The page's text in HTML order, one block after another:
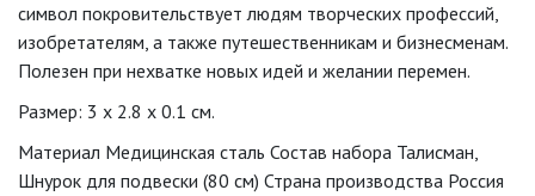
символ покровительствует людям творческих профессий,
изобретателям, а также путешественникам и бизнесменам.
Полезен при нехватке новых идей и желании перемен.
Размер: 3 x 2.8 x 0.1 см.
Материал Медицинская сталь Состав набора Талисман,
Шнурок для подвески (80 см) Страна производства Россия